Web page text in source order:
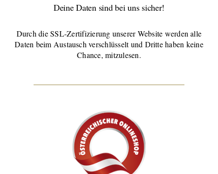
Deine Daten sind bei uns sicher!
Durch die SSL-Zertifizierung unserer Website werden alle
Daten beim Austausch verschlüsselt und Dritte haben keine
Chance, mitzulesen.